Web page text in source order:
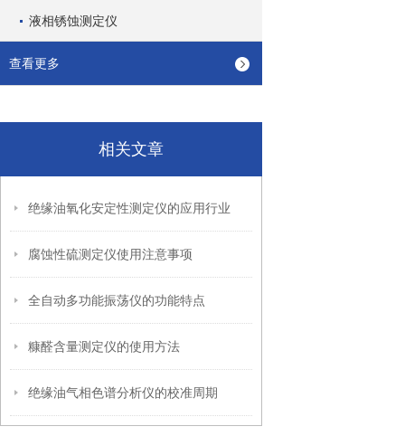
液相锈蚀测定仪
查看更多
相关文章
绝缘油氧化安定性测定仪的应用行业
腐蚀性硫测定仪使用注意事项
全自动多功能振荡仪的功能特点
糠醛含量测定仪的使用方法
绝缘油气相色谱分析仪的校准周期